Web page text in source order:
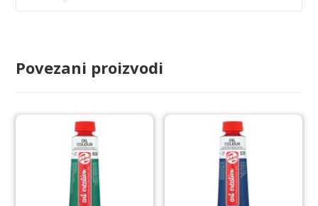
Povezani proizvodi